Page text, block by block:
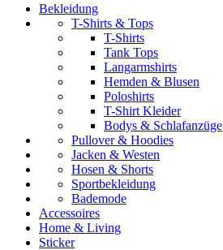
Bekleidung
T-Shirts & Tops
T-Shirts
Tank Tops
Langarmshirts
Hemden & Blusen
Poloshirts
T-Shirt Kleider
Bodys & Schlafanzüge
Pullover & Hoodies
Jacken & Westen
Hosen & Shorts
Sportbekleidung
Bademode
Accessoires
Home & Living
Sticker